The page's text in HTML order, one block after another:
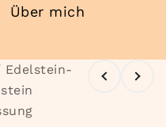
Über mich
Edelstein-